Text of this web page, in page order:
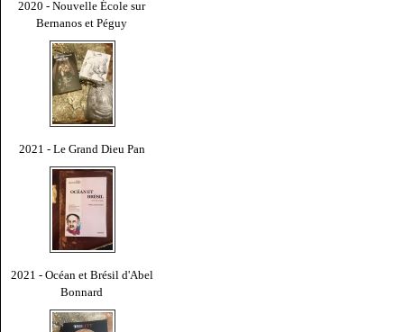
2020 - Nouvelle École sur
Bernanos et Péguy
2021 - Le Grand Dieu Pan
2021 - Océan et Brésil d'Abel
Bonnard